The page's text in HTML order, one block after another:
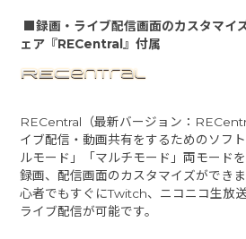
■録画・ライブ配信画面のカスタマイ
ェア『RECentral』付属
RECentral（最新バージョン：
イブ配信・動画共有をするためのソフ
ルモード」「マルチモード」両モード
録画、配信画面のカスタマイズができ
心者でもすぐにTwitch、ニコニコ生放
ライブ配信が可能です。